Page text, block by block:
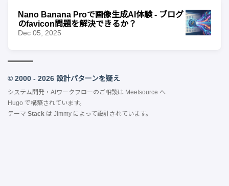
Nano Banana Proで画像生成AI体験 - ブログ
のfavicon問題を解決できるか？
Dec 05, 2025
© 2000 - 2026 設計パターンを疑え
システム開発・AIワークフローのご相談は Meetsource へ
Hugo で構築されています。
テーマ Stack は Jimmy によって設計されています。